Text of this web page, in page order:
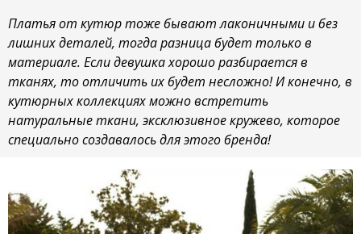
Платья от кутюр тоже бывают лаконичными и без
лишних деталей, тогда разница будет только в
материале. Если девушка хорошо разбирается в
тканях, то отличить их будет несложно! И конечно, в
кутюрных коллекциях можно встретить
натуральные ткани, эксклюзивное кружево, которое
специально создавалось для этого бренда!